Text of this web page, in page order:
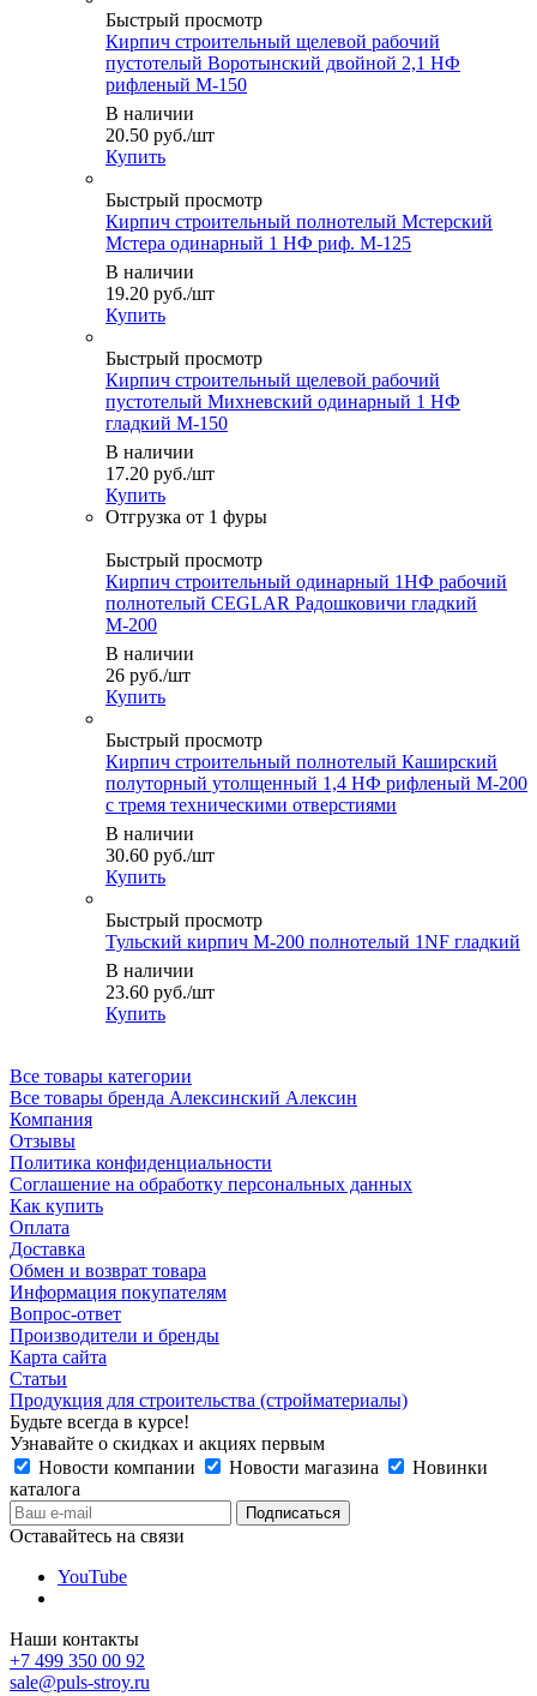
Быстрый просмотр
Кирпич строительный щелевой рабочий
пустотелый Воротынский двойной 2,1 НФ
рифленый М-150
В наличии
20.50 руб./шт
Купить
Быстрый просмотр
Кирпич строительный полнотелый Мстерский
Мстера одинарный 1 НФ риф. М-125
В наличии
19.20 руб./шт
Купить
Быстрый просмотр
Кирпич строительный щелевой рабочий
пустотелый Михневский одинарный 1 НФ
гладкий М-150
В наличии
17.20 руб./шт
Купить
Быстрый просмотр
Кирпич строительный одинарный 1НФ рабочий
полнотелый CEGLAR Радошковичи гладкий
М-200
В наличии
26 руб./шт
Купить
Быстрый просмотр
Кирпич строительный полнотелый Каширский
полуторный утолщенный 1,4 НФ рифленый М-200
с тремя техническими отверстиями
В наличии
30.60 руб./шт
Купить
Быстрый просмотр
Тульский кирпич М-200 полнотелый 1NF гладкий
В наличии
23.60 руб./шт
Купить
Все товары категории
Все товары бренда Алексинский Алексин
Компания
Отзывы
Политика конфиденциальности
Соглашение на обработку персональных данных
Как купить
Оплата
Доставка
Обмен и возврат товара
Информация покупателям
Вопрос-ответ
Производители и бренды
Карта сайта
Статьи
Продукция для строительства (стройматериалы)
Будьте всегда в курсе!
Узнавайте о скидках и акциях первым
Новости компании
Новости магазина
Новинки
каталога
Оставайтесь на связи
YouTube
Наши контакты
+7 499 350 00 92
sale@puls-stroy.ru